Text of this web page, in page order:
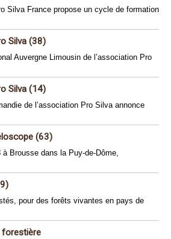
Silva France propose un cycle de formation
Silva (38)
Auvergne Limousin de l’association Pro
Silva (14)
de l’association Pro Silva annonce
(63)
à Brousse dans la Puy-de-Dôme,
pour des forêts vivantes en pays de
forestière